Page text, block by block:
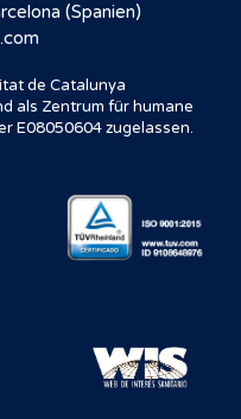
(Spanien)
de Catalunya
als Zentrum für humane
E08050604 zugelassen.